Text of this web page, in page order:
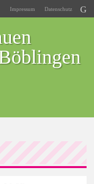
Impressum Datenschutz